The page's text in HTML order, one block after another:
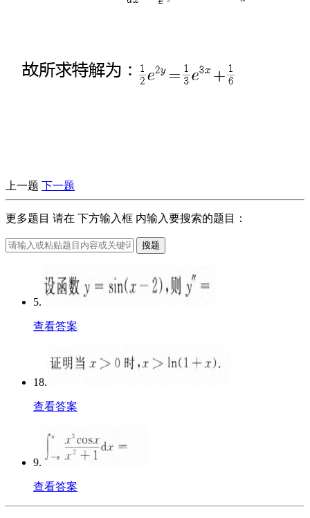
上一题 下一题
更多题目 请在 下方输入框 内输入要搜索的题目：
搜题
5.
查看答案
18.
查看答案
9.
查看答案